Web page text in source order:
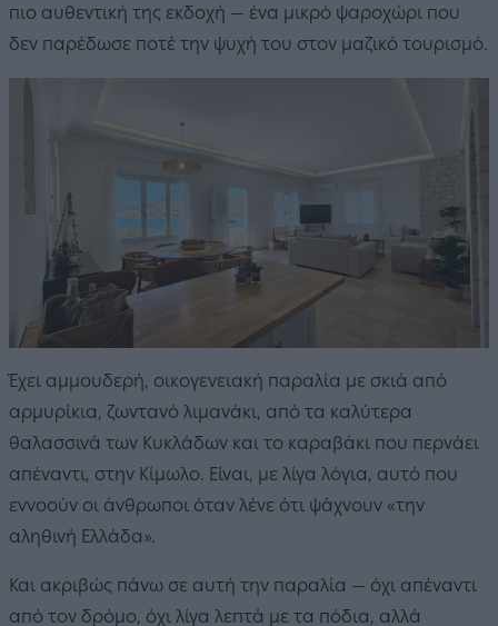
πιο αυθεντική της εκδοχή — ένα μικρό ψαροχώρι που
δεν παρέδωσε ποτέ την ψυχή του στον μαζικό τουρισμό.
Έχει αμμουδερή, οικογενειακή παραλία με σκιά από
αρμυρίκια, ζωντανό λιμανάκι, από τα καλύτερα
θαλασσινά των Κυκλάδων και το καραβάκι που περνάει
απέναντι, στην Κίμωλο. Είναι, με λίγα λόγια, αυτό που
εννοούν οι άνθρωποι όταν λένε ότι ψάχνουν «την
αληθινή Ελλάδα».
Και ακριβώς πάνω σε αυτή την παραλία — όχι απέναντι
από τον δρόμο, όχι λίγα λεπτά με τα πόδια, αλλά